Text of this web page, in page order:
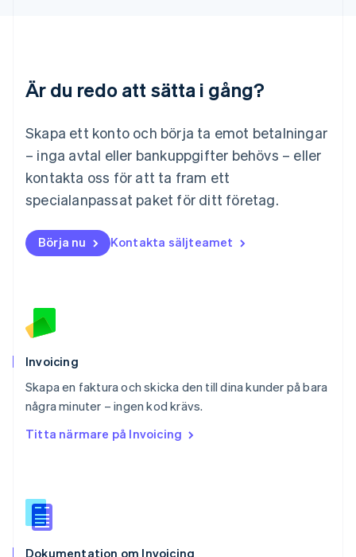
Är du redo att sätta i gång?
Skapa ett konto och börja ta emot betalningar
– inga avtal eller bankuppgifter behövs – eller
kontakta oss för att ta fram ett
specialanpassat paket för ditt företag.
Börja nu Kontakta säljteamet
Invoicing
Skapa en faktura och skicka den till dina kunder på bara
några minuter – ingen kod krävs.
Titta närmare på Invoicing
Dokumentation om Invoicing
English简体中文
Malta
Mexiko
English
Nederländerna
NederlandsEnglish
Norge
Nya Zeeland
English
Polen
Português
Rumänien
Schweiz
Deutsch
Singapore
English 简体中文
English
Español
Storbritannien
Sverige